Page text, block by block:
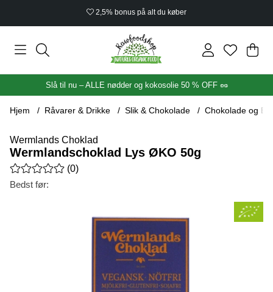
2,5% bonus på alt du køber
.
Slå til nu – ALLE nødder og kokosolie 50 % OFF 🥜
Hjem Råvarer & Drikke Slik & Chokolade Chokolade og
Wermlands Choklad
Wermlandschoklad Lys ØKO 50g
Gennemsnitlig vurdering 0 ud af 5 Antal vurderinger 0
(0)
Bedst før: